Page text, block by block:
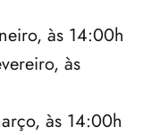
às 14:00h
às